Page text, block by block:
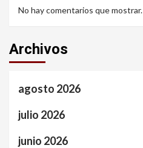
No hay comentarios que mostrar.
Archivos
agosto 2026
julio 2026
junio 2026